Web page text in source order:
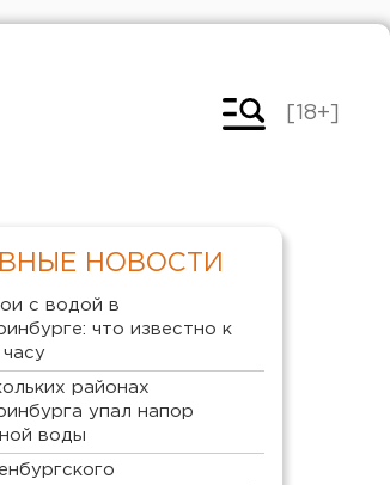
[18+]
НОВОСТИ
с водой в
что известно к
районах
упал напор
воды